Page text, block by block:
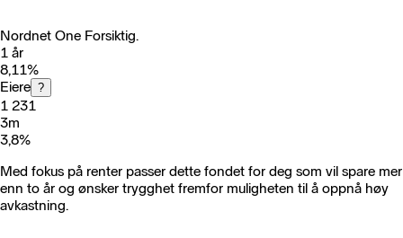
Nordnet One Forsiktig.
1 år
8,11%
Eiere ?
1 231
3m
3,8%
Med fokus på renter passer dette fondet for deg som vil spare mer
enn to år og ønsker trygghet fremfor muligheten til å oppnå høy
avkastning.